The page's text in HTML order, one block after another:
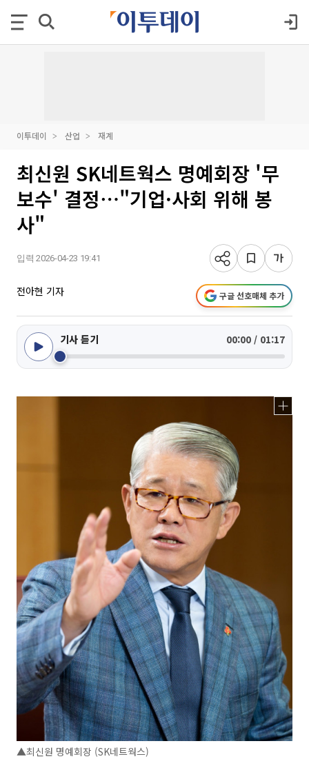
이투데이 산업 재계
최신원 SK네트웍스 명예회장 '무
보수' 결정⋯"기업·사회 위해 봉
사"
입력 2026-04-23 19:41
전아현 기자 구글 선호매체 추가
기사 듣기 00:00 / 01:17
▲최신원 명예회장 (SK네트웍스)